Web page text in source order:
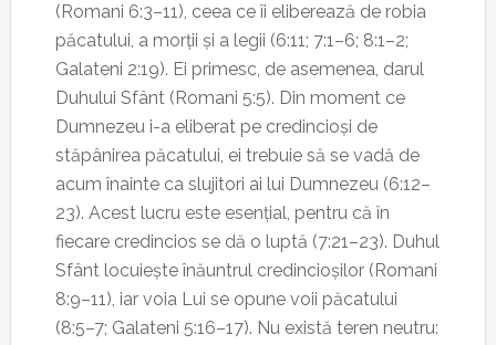
(Romani 6:3–11), ceea ce îi eliberează de robia
păcatului, a morții și a legii (6:11; 7:1–6; 8:1–2;
Galateni 2:19). Ei primesc, de asemenea, darul
Duhului Sfânt (Romani 5:5). Din moment ce
Dumnezeu i-a eliberat pe credincioși de
stăpânirea păcatului, ei trebuie să se vadă de
acum înainte ca slujitori ai lui Dumnezeu (6:12–
23). Acest lucru este esențial, pentru că în
fiecare credincios se dă o luptă (7:21–23). Duhul
Sfânt locuiește înăuntrul credincioșilor (Romani
8:9–11), iar voia Lui se opune voii păcatului
(8:5–7; Galateni 5:16–17). Nu există teren neutru: